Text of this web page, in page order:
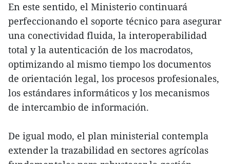
En este sentido, el Ministerio continuará
perfeccionando el soporte técnico para asegurar
una conectividad fluida, la interoperabilidad
total y la autenticación de los macrodatos,
optimizando al mismo tiempo los documentos
de orientación legal, los procesos profesionales,
los estándares informáticos y los mecanismos
de intercambio de información.
De igual modo, el plan ministerial contempla
extender la trazabilidad en sectores agrícolas